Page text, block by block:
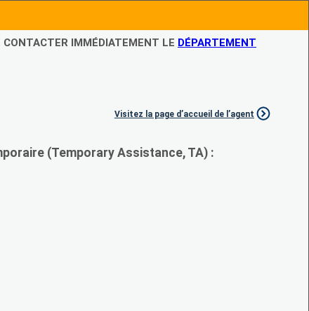
CONTACTER IMMÉDIATEMENT LE DÉPARTEMENT
Visitez la page d’accueil de l’agent
(Temporary Assistance, TA) :